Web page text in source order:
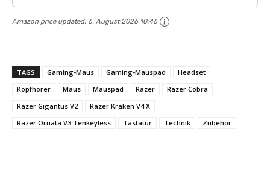
Amazon price updated: 6. August 2026 10:46
TAGS Gaming-Maus Gaming-Mauspad
Headset
Kopfhörer
Maus Mauspad Razer
Razer Cobra
Razer Gigantus V2
Razer Kraken V4 X
Razer Ornata V3 Tenkeyless
Tastatur Technik Zubehör